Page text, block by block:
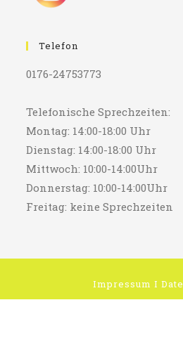
Telefon
0176-24753773
Telefonische Sprechzeiten:
Montag: 14:00-18:00 Uhr
Dienstag: 14:00-18:00 Uhr
Mittwoch: 10:00-14:00Uhr
Donnerstag: 10:00-14:00Uhr
Freitag: keine Sprechzeiten
Impressum I